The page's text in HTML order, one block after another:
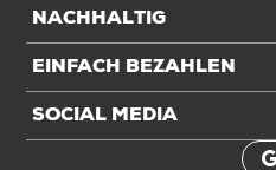
NACHHALTIG
EINFACH BEZAHLEN
SOCIAL MEDIA